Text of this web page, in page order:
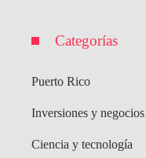
Categorías
Puerto Rico
Inversiones y negocios
Ciencia y tecnología